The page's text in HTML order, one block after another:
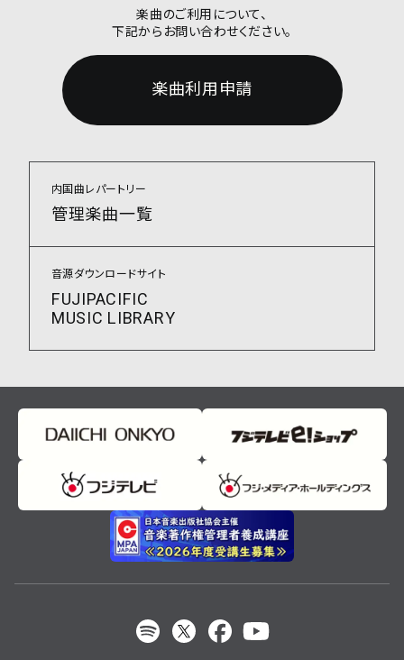
楽曲のご利用について、
下記からお問い合わせください。
楽曲利用申請
内国曲レパートリー
管理楽曲一覧
音源ダウンロードサイト
FUJIPACIFIC
MUSIC LIBRARY